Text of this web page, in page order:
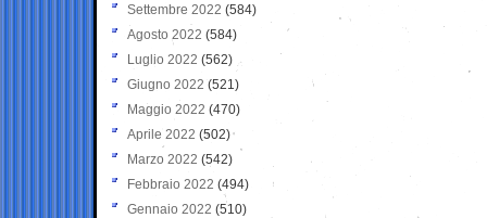
Settembre 2022 (584)
Agosto 2022 (584)
Luglio 2022 (562)
Giugno 2022 (521)
Maggio 2022 (470)
Aprile 2022 (502)
Marzo 2022 (542)
Febbraio 2022 (494)
Gennaio 2022 (510)